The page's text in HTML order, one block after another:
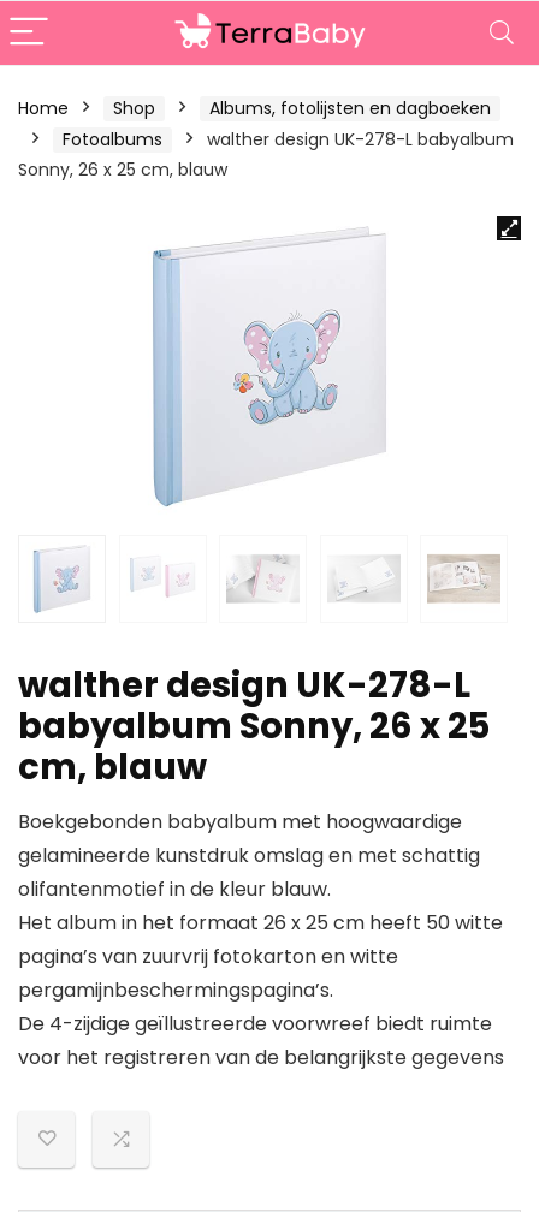
Home Shop
Albums, fotolijsten en dagboeken
Fotoalbums
walther design UK-278-L babyalbum
Sonny, 26 x 25 cm, blauw
walther design UK-278-L
babyalbum Sonny, 26 x 25
cm, blauw
Boekgebonden babyalbum met hoogwaardige
gelamineerde kunstdruk omslag en met schattig
olifantenmotief in de kleur blauw.
Het album in het formaat 26 x 25 cm heeft 50 witte
pagina’s van zuurvrij fotokarton en witte
pergamijnbeschermingspagina’s.
De 4-zijdige geïllustreerde voorwreef biedt ruimte
voor het registreren van de belangrijkste gegevens